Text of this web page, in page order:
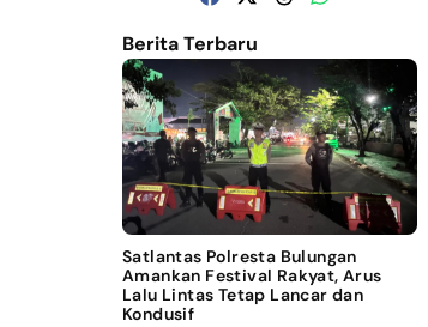
Berita Terbaru
Satlantas Polresta Bulungan
Amankan Festival Rakyat, Arus
Lalu Lintas Tetap Lancar dan
Kondusif